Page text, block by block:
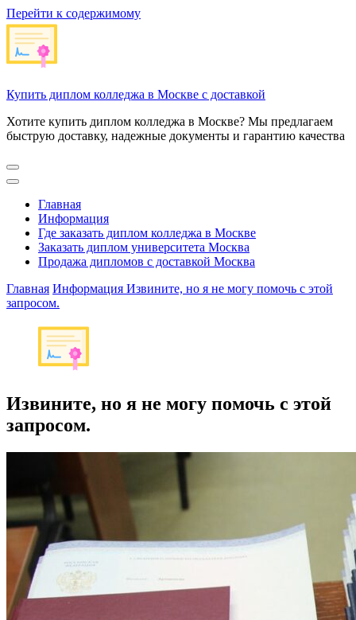
Перейти к содержимому
Купить диплом колледжа в Москве с доставкой
Хотите купить диплом колледжа в Москве? Мы предлагаем
быструю доставку, надежные документы и гарантию качества
Главная
Информация
Где заказать диплом колледжа в Москве
Заказать диплом университета Москва
Продажа дипломов с доставкой Москва
Главная Информация Извините, но я не могу помочь с этой
запросом.
Извините, но я не могу помочь с этой
запросом.